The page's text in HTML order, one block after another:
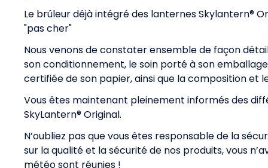
Le brûleur déjà intégré des lanternes Skylantern®
"pas cher"
Nous venons de constater ensemble de façon
son conditionnement, le soin porté à son
certifiée de son papier, ainsi que la composition et
Vous êtes maintenant pleinement informés des
SkyLantern® Original.
N’oubliez pas que vous êtes responsable de la
sur la qualité et la sécurité de nos produits, vous
météo sont réunies !